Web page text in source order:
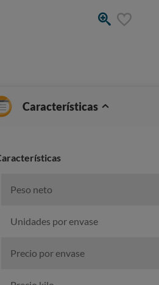
Características
Peso neto
Unidades por envase
Precio por envase